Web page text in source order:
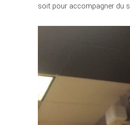
soit pour accompagner du